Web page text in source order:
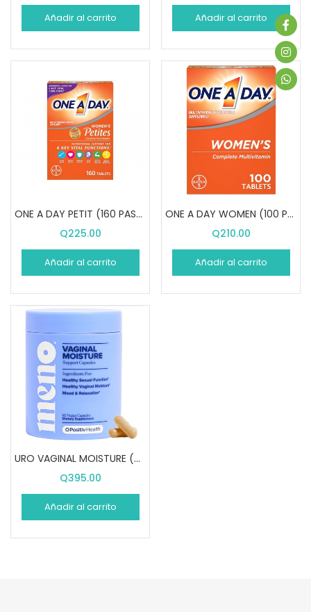
Añadir al carrito Añadir al carrito
ONE A DAY PETIT (160 PASTILLAS)
Q225.00
Añadir al carrito
ONE A DAY WOMEN (100 PASTILLAS)
Q210.00
Añadir al carrito
URO VAGINAL MOISTURE (60 CÁPSULAS)
Q395.00
Añadir al carrito